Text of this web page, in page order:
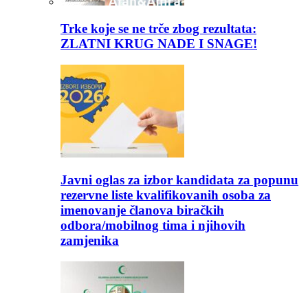
Trke koje se ne trče zbog rezultata:
ZLATNI KRUG NADE I SNAGE!
Javni oglas za izbor kandidata za popunu
rezervne liste kvalifikovanih osoba za
imenovanje članova biračkih
odbora/mobilnog tima i njihovih
zamjenika